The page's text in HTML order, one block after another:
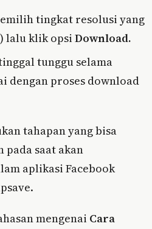
tingkat resolusi yang
) lalu klik opsi Download.
tunggu selama
dengan proses download
tahapan yang bisa
pada saat akan
aplikasi Facebook
mengenai Cara